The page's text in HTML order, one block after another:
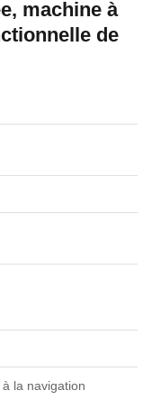
machine à
de
la navigation